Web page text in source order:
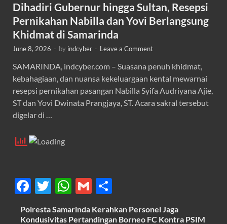
Dihadiri Gubernur hingga Sultan, Resepsi
Pernikahan Nabilla dan Yovi Berlangsung
Khidmat di Samarinda
June 8, 2026 - by indcyber - Leave a Comment
SAMARINDA, indcyber.com – Suasana penuh khidmat,
kebahagiaan, dan nuansa kekeluargaan kental mewarnai
resepsi pernikahan pasangan Nabilla Syifa Audriyana Ajie,
ST dan Yovi Dwinata Prangjaya, ST. Acara sakral tersebut
digelar di …
F
ac
e
T
w
itt
W
h
at
G
m
ail
h
ar
Polresta Samarinda Kerahkan Personel Jaga
Kondusivitas Pertandingan Borneo FC Kontra PSIM